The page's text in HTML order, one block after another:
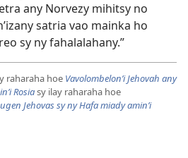
any Norvezy mihitsy no
satria vao mainka ho
sy ny fahalalahany.”
raharaha hoe Vavolombelon’i Jehovah any
Rosiasy ilay raharaha hoe
Jehovas sy ny Hafa miady amin’i